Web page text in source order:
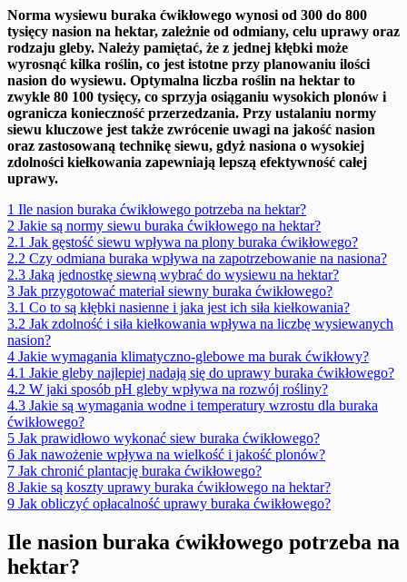
Norma wysiewu buraka ćwikłowego wynosi od 300 do 800
tysięcy nasion na hektar, zależnie od odmiany, celu uprawy oraz
rodzaju gleby. Należy pamiętać, że z jednej kłębki może
wyrosnąć kilka roślin, co jest istotne przy planowaniu ilości
nasion do wysiewu. Optymalna liczba roślin na hektar to
zwykle 80 100 tysięcy, co sprzyja osiąganiu wysokich plonów i
ogranicza konieczność przerzedzania. Przy ustalaniu normy
siewu kluczowe jest także zwrócenie uwagi na jakość nasion
oraz zastosowaną technikę siewu, gdyż nasiona o wysokiej
zdolności kiełkowania zapewniają lepszą efektywność całej
uprawy.
1 Ile nasion buraka ćwikłowego potrzeba na hektar?
2 Jakie są normy siewu buraka ćwikłowego na hektar?
2.1 Jak gęstość siewu wpływa na plony buraka ćwikłowego?
2.2 Czy odmiana buraka wpływa na zapotrzebowanie na nasiona?
2.3 Jaką jednostkę siewną wybrać do wysiewu na hektar?
3 Jak przygotować materiał siewny buraka ćwikłowego?
3.1 Co to są kłębki nasienne i jaka jest ich siła kiełkowania?
3.2 Jak zdolność i siła kiełkowania wpływa na liczbę wysiewanych
nasion?
4 Jakie wymagania klimatyczno-glebowe ma burak ćwikłowy?
4.1 Jakie gleby najlepiej nadają się do uprawy buraka ćwikłowego?
4.2 W jaki sposób pH gleby wpływa na rozwój rośliny?
4.3 Jakie są wymagania wodne i temperatury wzrostu dla buraka
ćwikłowego?
5 Jak prawidłowo wykonać siew buraka ćwikłowego?
6 Jak nawożenie wpływa na wielkość i jakość plonów?
7 Jak chronić plantację buraka ćwikłowego?
8 Jakie są koszty uprawy buraka ćwikłowego na hektar?
9 Jak obliczyć opłacalność uprawy buraka ćwikłowego?
Ile nasion buraka ćwikłowego potrzeba na
hektar?